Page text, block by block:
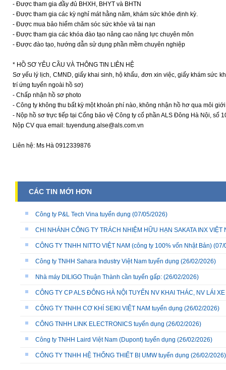
- Được tham gia đầy đủ BHXH, BHYT và BHTN
- Được tham gia các kỳ nghỉ mát hằng năm, khám sức khỏe định kỳ.
- Được mua bảo hiểm chăm sóc sức khỏe và tai nạn
- Được tham gia các khóa đào tạo nâng cao năng lực chuyên môn
- Được đào tạo, hướng dẫn sử dụng phần mềm chuyên nghiệp
* HỒ SƠ YÊU CẦU VÀ THÔNG TIN LIÊN HỆ
Sơ yếu lý lịch, CMND, giấy khai sinh, hộ khẩu, đơn xin việc, giấy khám sức
trí ứng tuyển ngoài hồ sơ)
- Chấp nhận hồ sơ photo
- Công ty không thu bất kỳ một khoản phí nào, không nhận hồ hơ qua môi
- Nộp hồ sơ trực tiếp tại Cổng bảo vệ Công ty cổ phần ALS Đông Hà Nội, số
Nộp CV qua email: tuyendung.alse@als.com.vn
Liên hệ: Ms Hà 0912339876
CÁC TIN MỚI HƠN
Công ty P&L Tech Vina tuyển dụng (07/05/2026)
CHI NHÁNH CÔNG TY TRÁCH NHIỆM HỮU HẠN SAKATA INX
CÔNG TY TNHH NITTO VIỆT NAM (công ty 100% vốn Nhật Bản) (07/
Công ty TNHH Sahara Industry Việt Nam tuyển dụng (26/02/2026)
Nhà máy DILIGO Thuận Thành cần tuyển gấp: (26/02/2026)
CÔNG TY CP ALS ĐÔNG HÀ NỘI TUYỂN NV KHAI THÁC, NV LÁI
CÔNG TY TNHH CƠ KHÍ SEIKI VIỆT NAM tuyển dụng (26/02/2026)
CÔNG TNHH LINK ELECTRONICS tuyển dụng (26/02/2026)
Công ty TNHH Laird Việt Nam (Dupont) tuyển dụng (26/02/2026)
CÔNG TY TNHH HỆ THỐNG THIẾT BỊ UMW tuyển dụng (26/02/2026)